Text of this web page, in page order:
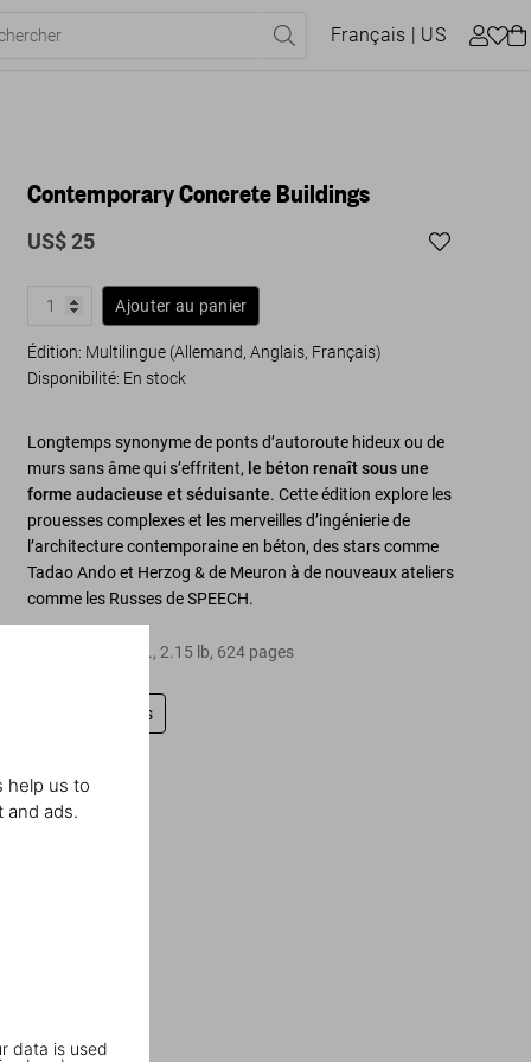
help us to
and ads.
data is used
Français | US
Contemporary Concrete Buildings
US$ 25
Ajouter au panier
Édition: Multilingue (Allemand, Anglais, Français)
Disponibilité: En stock
Longtemps synonyme de ponts d’autoroute hideux ou de
murs sans âme qui s’effritent, le béton renaît sous une
forme audacieuse et séduisante. Cette édition explore les
prouesses complexes et les merveilles d’ingénierie de
l’architecture contemporaine en béton, des stars comme
Tadao Ando et Herzog & de Meuron à de nouveaux ateliers
comme les Russes de SPEECH.
in.,2.15 lb, 624 pages
Laissez un avis